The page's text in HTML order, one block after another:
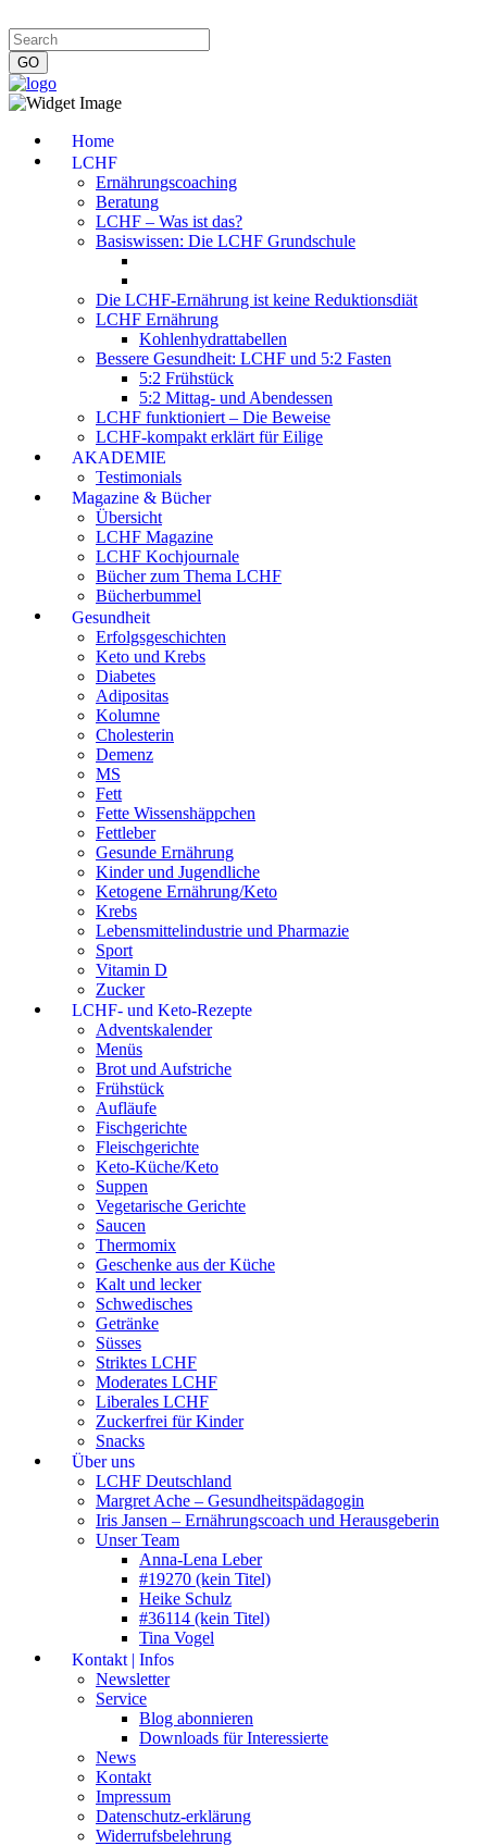
Home
LCHF
Ernährungscoaching
Beratung
LCHF – Was ist das?
Basiswissen: Die LCHF Grundschule
Die LCHF-Ernährung ist keine Reduktionsdiät
LCHF Ernährung
Kohlenhydrattabellen
Bessere Gesundheit: LCHF und 5:2 Fasten
5:2 Frühstück
5:2 Mittag- und Abendessen
LCHF funktioniert – Die Beweise
LCHF-kompakt erklärt für Eilige
AKADEMIE
Testimonials
Magazine & Bücher
Übersicht
LCHF Magazine
LCHF Kochjournale
Bücher zum Thema LCHF
Bücherbummel
Gesundheit
Erfolgsgeschichten
Keto und Krebs
Diabetes
Adipositas
Kolumne
Cholesterin
Demenz
MS
Fett
Fette Wissenshäppchen
Fettleber
Gesunde Ernährung
Kinder und Jugendliche
Ketogene Ernährung/Keto
Krebs
Lebensmittelindustrie und Pharmazie
Sport
Vitamin D
Zucker
LCHF- und Keto-Rezepte
Adventskalender
Menüs
Brot und Aufstriche
Frühstück
Aufläufe
Fischgerichte
Fleischgerichte
Keto-Küche/Keto
Suppen
Vegetarische Gerichte
Saucen
Thermomix
Geschenke aus der Küche
Kalt und lecker
Schwedisches
Getränke
Süsses
Striktes LCHF
Moderates LCHF
Liberales LCHF
Zuckerfrei für Kinder
Snacks
Über uns
LCHF Deutschland
Margret Ache – Gesundheitspädagogin
Iris Jansen – Ernährungscoach und Herausgeberin
Unser Team
Anna-Lena Leber
#19270 (kein Titel)
Heike Schulz
#36114 (kein Titel)
Tina Vogel
Kontakt | Infos
Newsletter
Service
Blog abonnieren
Downloads für Interessierte
News
Kontakt
Impressum
Datenschutz-erklärung
Widerrufsbelehrung